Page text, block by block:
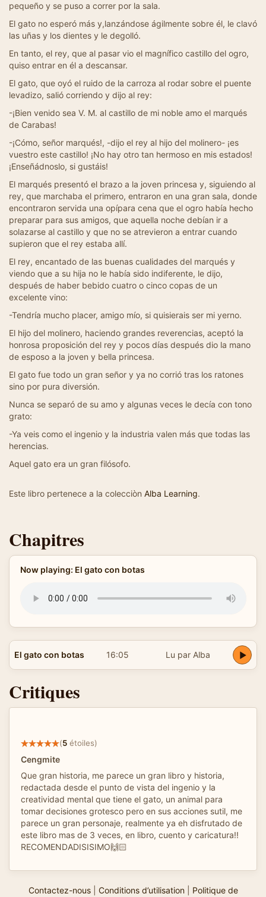
pequeño y se puso a correr por la sala.
El gato no esperó más y,lanzándose ágilmente sobre él, le clavó
las uñas y los dientes y le degolló.
En tanto, el rey, que al pasar vio el magnífico castillo del ogro,
quiso entrar en él a descansar.
El gato, que oyó el ruido de la carroza al rodar sobre el puente
levadizo, salió corriendo y dijo al rey:
-¡Bien venido sea V. M. al castillo de mi noble amo el marqués
de Carabas!
-¡Cómo, señor marqués!, -dijo el rey al hijo del molinero- ¡es
vuestro este castillo! ¡No hay otro tan hermoso en mis estados!
¡Enseñádnoslo, si gustáis!
El marqués presentó el brazo a la joven princesa y, siguiendo al
rey, que marchaba el primero, entraron en una gran sala, donde
encontraron servida una opípara cena que el ogro había hecho
preparar para sus amigos, que aquella noche debían ir a
solazarse al castillo y que no se atrevieron a entrar cuando
supieron que el rey estaba allí.
El rey, encantado de las buenas cualidades del marqués y
viendo que a su hija no le había sido indiferente, le dijo,
después de haber bebido cuatro o cinco copas de un
excelente vino:
-Tendría mucho placer, amigo mío, si quisierais ser mi yerno.
El hijo del molinero, haciendo grandes reverencias, aceptó la
honrosa proposición del rey y pocos días después dio la mano
de esposo a la joven y bella princesa.
El gato fue todo un gran señor y ya no corrió tras los ratones
sino por pura diversión.
Nunca se separó de su amo y algunas veces le decía con tono
grato:
-Ya veis como el ingenio y la industria valen más que todas las
herencias.
Aquel gato era un gran filósofo.
Este libro pertenece a la colecciòn Alba Learning.
Chapitres
Now playing: El gato con botas
El gato con botas 16:05 Lu par Alba
Critiques
(5 étoiles)
Cengmite
Que gran historia, me parece un gran libro y historia,
redactada desde el punto de vista del ingenio y la
creatividad mental que tiene el gato, un animal para
tomar decisiones grotesco pero en sus acciones sutil, me
parece un gran personaje, realmente ya eh disfrutado de
este libro mas de 3 veces, en libro, cuento y caricatura!!
RECOMENDADISISIMO🙌🏻
Contactez-nous| Conditions d’utilisation| Politique de